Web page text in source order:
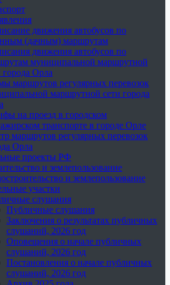
движения автобусов по
(дачным) маршрутам
движения автобусов по
муниципальной маршрутной
города Орла
маршрутов регулярных перевозок
маршрутной сети города
на проезд в городском
транспорте в городе Орле
маршрутов регулярных перевозок
Орла
проекты РФ
и землепользование
и землепользование
участки
слушания
Публичные слушания
Заключения о результатах публичных
слушаний, 2026 год
Оповещения о начале публичных
слушаний, 2026 год
Постановления о начале публичных
слушаний, 2026 год